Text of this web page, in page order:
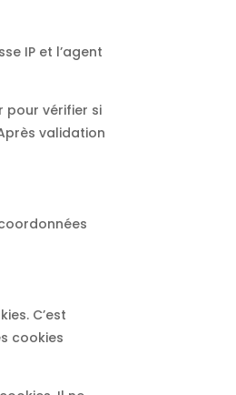
IP et l’agent
pour vérifier si
validation
C’est
cookies